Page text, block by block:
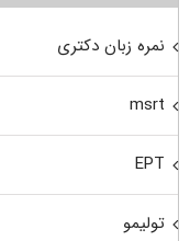
نمره زبان دکتری
msrt
EPT
تولیمو